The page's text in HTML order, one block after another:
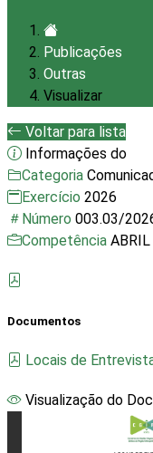
Publicações
Outras
Visualizar
Voltar para lista
Informações do
Categoria
Exercício 2026
Número 003.03/
Competência ABRIL
Documentos
Locais de
Visualização do